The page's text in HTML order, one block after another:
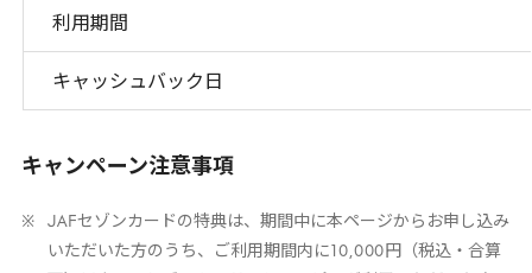
利用期間
キャッシュバック日
キャンペーン注意事項
JAFセゾンカードの特典は、期間中に本ページからお申し込み
いただいた方のうち、ご利用期間内に
10,000 円（税込・合算